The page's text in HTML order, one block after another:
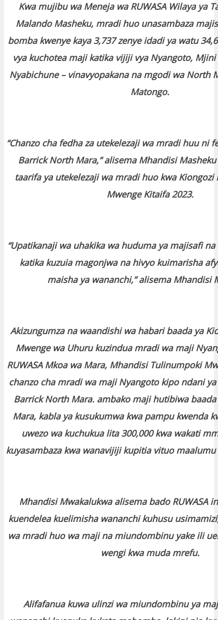
Kwa mujibu wa Meneja wa RUWASA Wilaya ya
Malando Masheku, mradi huo unasambaza
bomba kwenye kaya 3,737 zenye idadi ya watu
vya kuchotea maji katika vijiji vya Nyangoto,
Nyabichune – vinavyopakana na mgodi wa North
Matongo.
“Chanzo cha fedha za utekelezaji wa mradi huu ni
Barrick North Mara,” alisema Mhandisi
taarifa ya utekelezaji wa mradi huo kwa Kiongozi
Mwenge Kitaifa 2023.
“Upatikanaji wa uhakika wa huduma ya majisafi
katika kuzuia magonjwa na hivyo kuimarisha
maisha ya wananchi,” alisema Mhandisi
Akizungumza na waandishi wa habari baada ya
Mwenge wa Uhuru kuzindua mradi wa maji
RUWASA Mkoa wa Mara, Mhandisi Tulinumpoki
chanzo cha mradi wa maji Nyangoto kipo ndani
Barrick North Mara. ambako maji hutibiwa
Mara, kabla ya kusukumwa kwa pampu kwenda
uwezo wa kuchukua lita 300,000 kwa wakati
kuyasambaza kwa wanavijiji kupitia vituo
Mhandisi Mwakalukwa alisema bado RUWASA
kuendelea kuelimisha wananchi kuhusu
wa mradi huo wa maji na miundombinu yake ili
wengi kwa muda mrefu.
Alifafanua kuwa ulinzi wa miundombinu ya